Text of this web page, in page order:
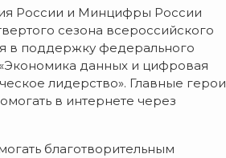
России и Минцифры России
сезона всероссийского
в поддержку федерального
данных и цифровая
лидерство». Главные герои
в интернете через
благотворительным